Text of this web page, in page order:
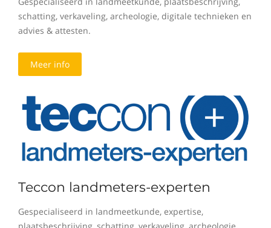
schatting, verkaveling, archeologie, digitale technieken en
advies & attesten.
Meer info
Teccon landmeters-experten
Gespecialiseerd in landmeetkunde, expertise,